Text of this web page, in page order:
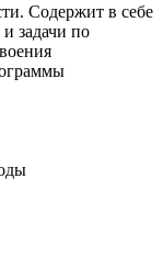
Содержит в себе
задачи по